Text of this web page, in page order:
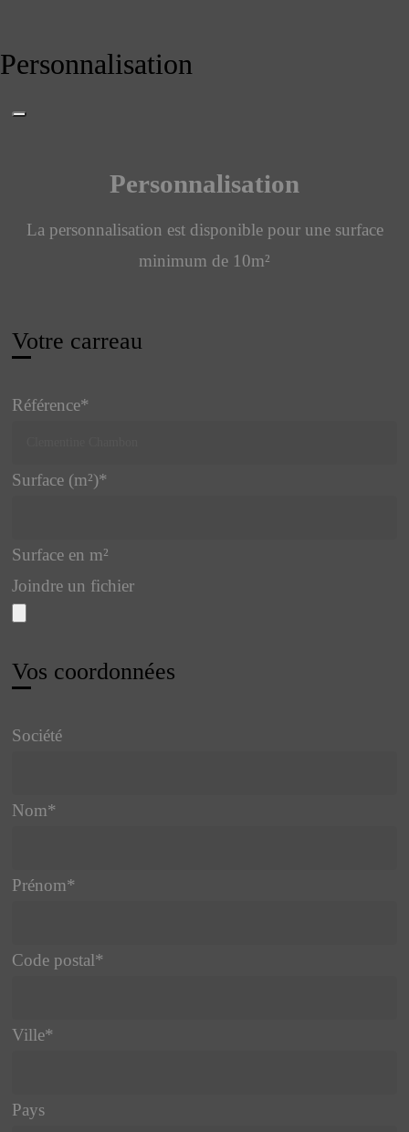
Personnalisation
Personnalisation
La personnalisation est disponible pour une surface
minimum de 10m²
Email*
Votre carreau
Référence*
Surface (m²)*
Surface en m²
Joindre un fichier
Vos coordonnées
Société
Nom*
Prénom*
Code postal*
Ville*
Pays